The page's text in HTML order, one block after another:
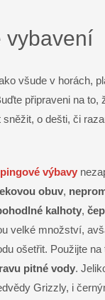
vybavení
všude v horách,
připraveni na to,
o dešti, či
výbavy
obuv,
kalhoty,
velké množství,
ošetřit. Použijte na
pitné vody.
Grizzly, i